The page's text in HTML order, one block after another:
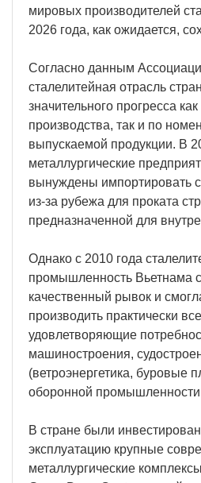
мировых производителей
2026 года, как ожидается,
Согласно данным
сталелитейная отрасль
значительного прогресса
производства, так и по
выпускаемой продукции. В
металлургические
вынуждены импортировать
из-за рубежа для проката
предназначенной для
Однако с 2010 года
промышленность Вьетнама
качественный рывок и
производить практически
удовлетворяющие
машиностроения,
(ветроэнергетика, буровые
оборонной
В стране были
эксплуатацию крупные
металлургические